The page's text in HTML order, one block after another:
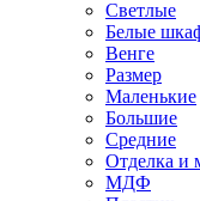
Светлые
Белые
Венге
Размер
Маленькие
Большие
Средние
Отделка и
МДФ